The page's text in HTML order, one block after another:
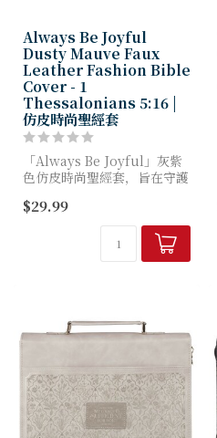
Always Be Joyful
Dusty Mauve Faux
Leather Fashion Bible
Cover - 1
Thessalonians 5:16 |
仿皮時尚聖經套
「Always Be Joyful」灰紫
色仿皮時尚聖經套，旨在守護
羅的呼召——在每個季節都活
出喜樂、禱告與感恩的生命。
$29.99